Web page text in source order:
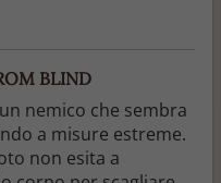
BLIND
nemico che sembra
a misure estreme.
non esita a